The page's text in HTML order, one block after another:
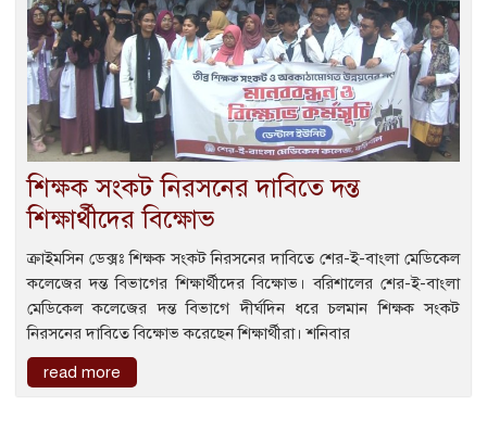
শিক্ষক সংকট নিরসনের দাবিতে দন্ত
শিক্ষার্থীদের বিক্ষোভ
ক্রাইমসিন ডেক্সঃ শিক্ষক সংকট নিরসনের দাবিতে শের-ই-বাংলা মেডিকেল
কলেজের দন্ত বিভাগের শিক্ষার্থীদের বিক্ষোভ। বরিশালের শের-ই-বাংলা
মেডিকেল কলেজের দন্ত বিভাগে দীর্ঘদিন ধরে চলমান শিক্ষক সংকট
নিরসনের দাবিতে বিক্ষোভ করেছেন শিক্ষার্থীরা। শনিবার
read more